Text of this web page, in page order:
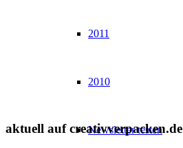
2011
2010
Newsletter testen
aktuell auf creativverpacken.de